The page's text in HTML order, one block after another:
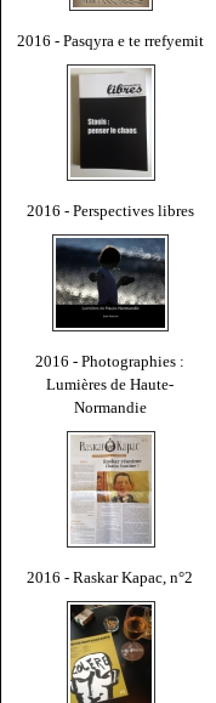
2016 - Pasqyra e te rrefyemit
2016 - Perspectives libres
2016 - Photographies :
Lumières de Haute-
Normandie
2016 - Raskar Kapac, n°2